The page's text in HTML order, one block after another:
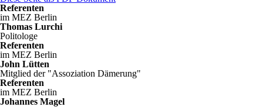
Referenten
im MEZ Berlin
Thomas Lurchi
Politologe
Referenten
im MEZ Berlin
John Lütten
Mitglied der "Assoziation Dämerung"
Referenten
im MEZ Berlin
Johannes Magel